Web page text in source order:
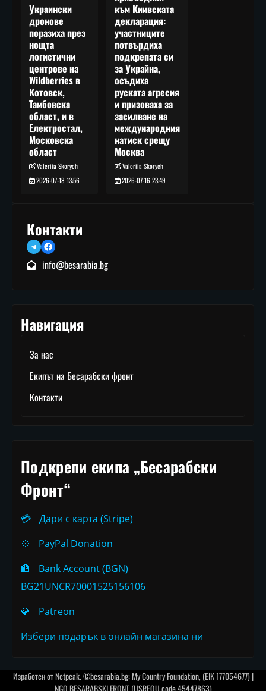
Украински
дронове
поразиха през
нощта
логистични
центрове на
Wildberries в
Котовск,
Тамбовска
област, и в
Електростал,
Московска
област
Valeriia Skorych
2026-07-18 13:56
към Киивската
декларация:
участниците
потвърдиха
подкрепата си
за Украйна,
осъдиха
руската агресия
и призоваха за
засилване на
международния
натиск срещу
Москва
Valeriia Skorych
2026-07-16 23:49
Контакти
TelegramFacebook
info@besarabia.bg
Навигация
За нас
Екипът на Бесарабски фронт
Контакти
Подкрепи екипа „Бесарабски
Фронт“
💳
Дари с карта (Stripe)
💠
PayPal Donation
🏦
Bank Account (BGN)
BG21UNCR70001525156106
💎
Patreon
Избери подарък в онлайн магазина ни
Изработен отNetpeak. ©besarabia.bg: My Country Foundation, (EIK 177054677) |
NGO BESARABSKI FRONT (USREOU code 45447863)